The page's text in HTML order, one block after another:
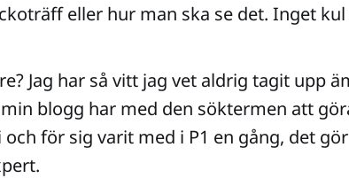
eller hur man ska se det. Inget kul
Jag har så vitt jag vet aldrig tagit upp
blogg har med den söktermen att
och för sig varit med i P1 en gång, det